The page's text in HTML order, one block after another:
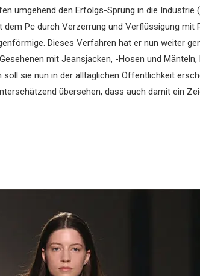
umgehend den Erfolgs-Sprung in die Industrie (
Pc durch Verzerrung und Verflüssigung
Dieses Verfahren hat er nun weiter
mit Jeansjacken, -Hosen und
sie nun in der alltäglichen Öffentlichkeit
übersehen, dass auch damit ein